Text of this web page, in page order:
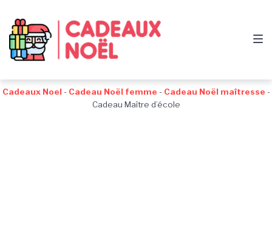
navigation
au
contenu
au
pied
de
Cadeaux Noel - Cadeau Noël femme - Cadeau Noël maîtresse -
Cadeau Maître d’école